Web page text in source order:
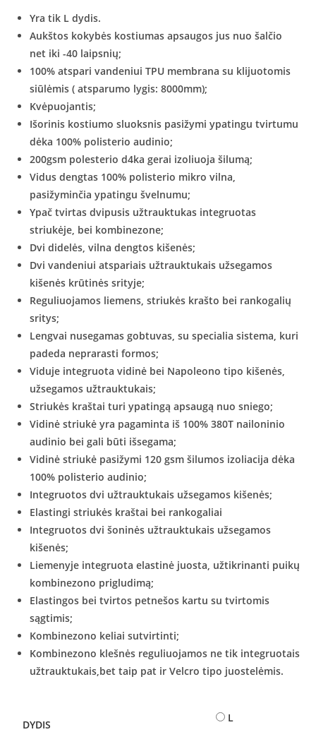
Yra tik L dydis.
Aukštos kokybės kostiumas apsaugos jus nuo šalčio
net iki -40 laipsnių;
100% atspari vandeniui TPU membrana su klijuotomis
siūlėmis ( atsparumo lygis: 8000mm);
Kvėpuojantis;
Išorinis kostiumo sluoksnis pasižymi ypatingu tvirtumu
dėka 100% polisterio audinio;
200gsm polesterio d4ka gerai izoliuoja šilumą;
Vidus dengtas 100% polisterio mikro vilna,
pasižyminčia ypatingu švelnumu;
Ypač tvirtas dvipusis užtrauktukas integruotas
striukėje, bei kombinezone;
Dvi didelės, vilna dengtos kišenės;
Dvi vandeniui atspariais užtrauktukais užsegamos
kišenės krūtinės srityje;
Reguliuojamos liemens, striukės krašto bei rankogalių
sritys;
Lengvai nusegamas gobtuvas, su specialia sistema, kuri
padeda neprarasti formos;
Viduje integruota vidinė bei Napoleono tipo kišenės,
užsegamos užtrauktukais;
Striukės kraštai turi ypatingą apsaugą nuo sniego;
Vidinė striukė yra pagaminta iš 100% 380T nailoninio
audinio bei gali būti išsegama;
Vidinė striukė pasižymi 120 gsm šilumos izoliacija dėka
100% polisterio audinio;
Integruotos dvi užtrauktukais užsegamos kišenės;
Elastingi striukės kraštai bei rankogaliai
Integruotos dvi šoninės užtrauktukais užsegamos
kišenės;
Liemenyje integruota elastinė juosta, užtikrinanti puikų
kombinezono prigludimą;
Elastingos bei tvirtos petnešos kartu su tvirtomis
sągtimis;
Kombinezono keliai sutvirtinti;
Kombinezono klešnės reguliuojamos ne tik integruotais
užtrauktukais,bet taip pat ir Velcro tipo juostelėmis.
DYDIS
L